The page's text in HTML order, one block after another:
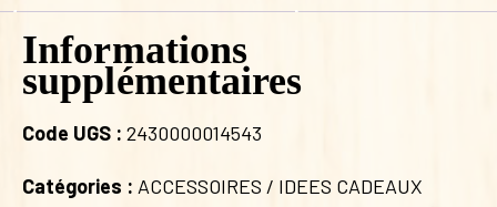
es
une
super
ATSEM"
Informations
supplémentaires
Code UGS : 2430000014543
Catégories : ACCESSOIRES / IDEES CADEAUX